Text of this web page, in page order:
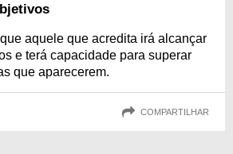
aquele que acredita irá alcançar
e terá capacidade para superar
que aparecerem.
COMPARTILHAR